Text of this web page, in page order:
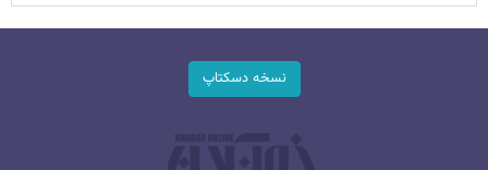
نسخه دسکتاپ